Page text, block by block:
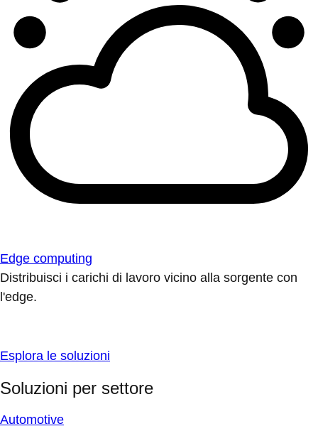
Edge computing
Distribuisci i carichi di lavoro vicino alla sorgente con
l'edge.
Esplora le soluzioni
Soluzioni per settore
Automotive